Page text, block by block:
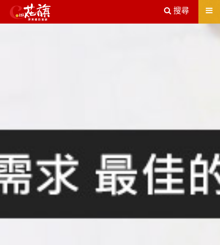
屏東機車借款解決您所有的借貸疑慮，完全了解、滿意再貸！
送出
搜尋